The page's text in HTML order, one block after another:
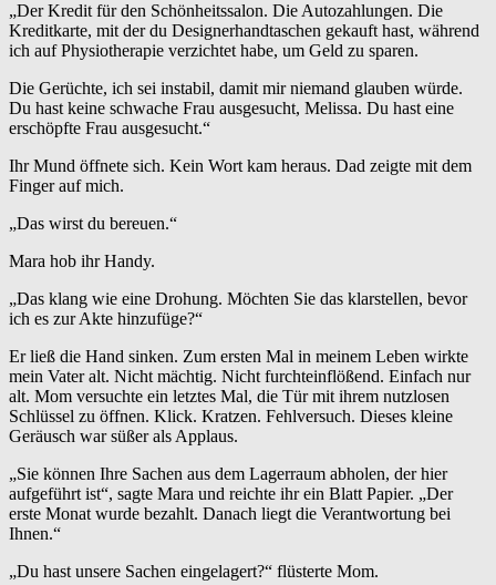
„Der Kredit für den Schönheitssalon. Die Autozahlungen. Die
Kreditkarte, mit der du Designerhandtaschen gekauft hast, während
ich auf Physiotherapie verzichtet habe, um Geld zu sparen.
Die Gerüchte, ich sei instabil, damit mir niemand glauben würde.
Du hast keine schwache Frau ausgesucht, Melissa. Du hast eine
erschöpfte Frau ausgesucht.“
Ihr Mund öffnete sich. Kein Wort kam heraus. Dad zeigte mit dem
Finger auf mich.
„Das wirst du bereuen.“
Mara hob ihr Handy.
„Das klang wie eine Drohung. Möchten Sie das klarstellen, bevor
ich es zur Akte hinzufüge?“
Er ließ die Hand sinken. Zum ersten Mal in meinem Leben wirkte
mein Vater alt. Nicht mächtig. Nicht furchteinflößend. Einfach nur
alt. Mom versuchte ein letztes Mal, die Tür mit ihrem nutzlosen
Schlüssel zu öffnen. Klick. Kratzen. Fehlversuch. Dieses kleine
Geräusch war süßer als Applaus.
„Sie können Ihre Sachen aus dem Lagerraum abholen, der hier
aufgeführt ist“, sagte Mara und reichte ihr ein Blatt Papier. „Der
erste Monat wurde bezahlt. Danach liegt die Verantwortung bei
Ihnen.“
„Du hast unsere Sachen eingelagert?“ flüsterte Mom.